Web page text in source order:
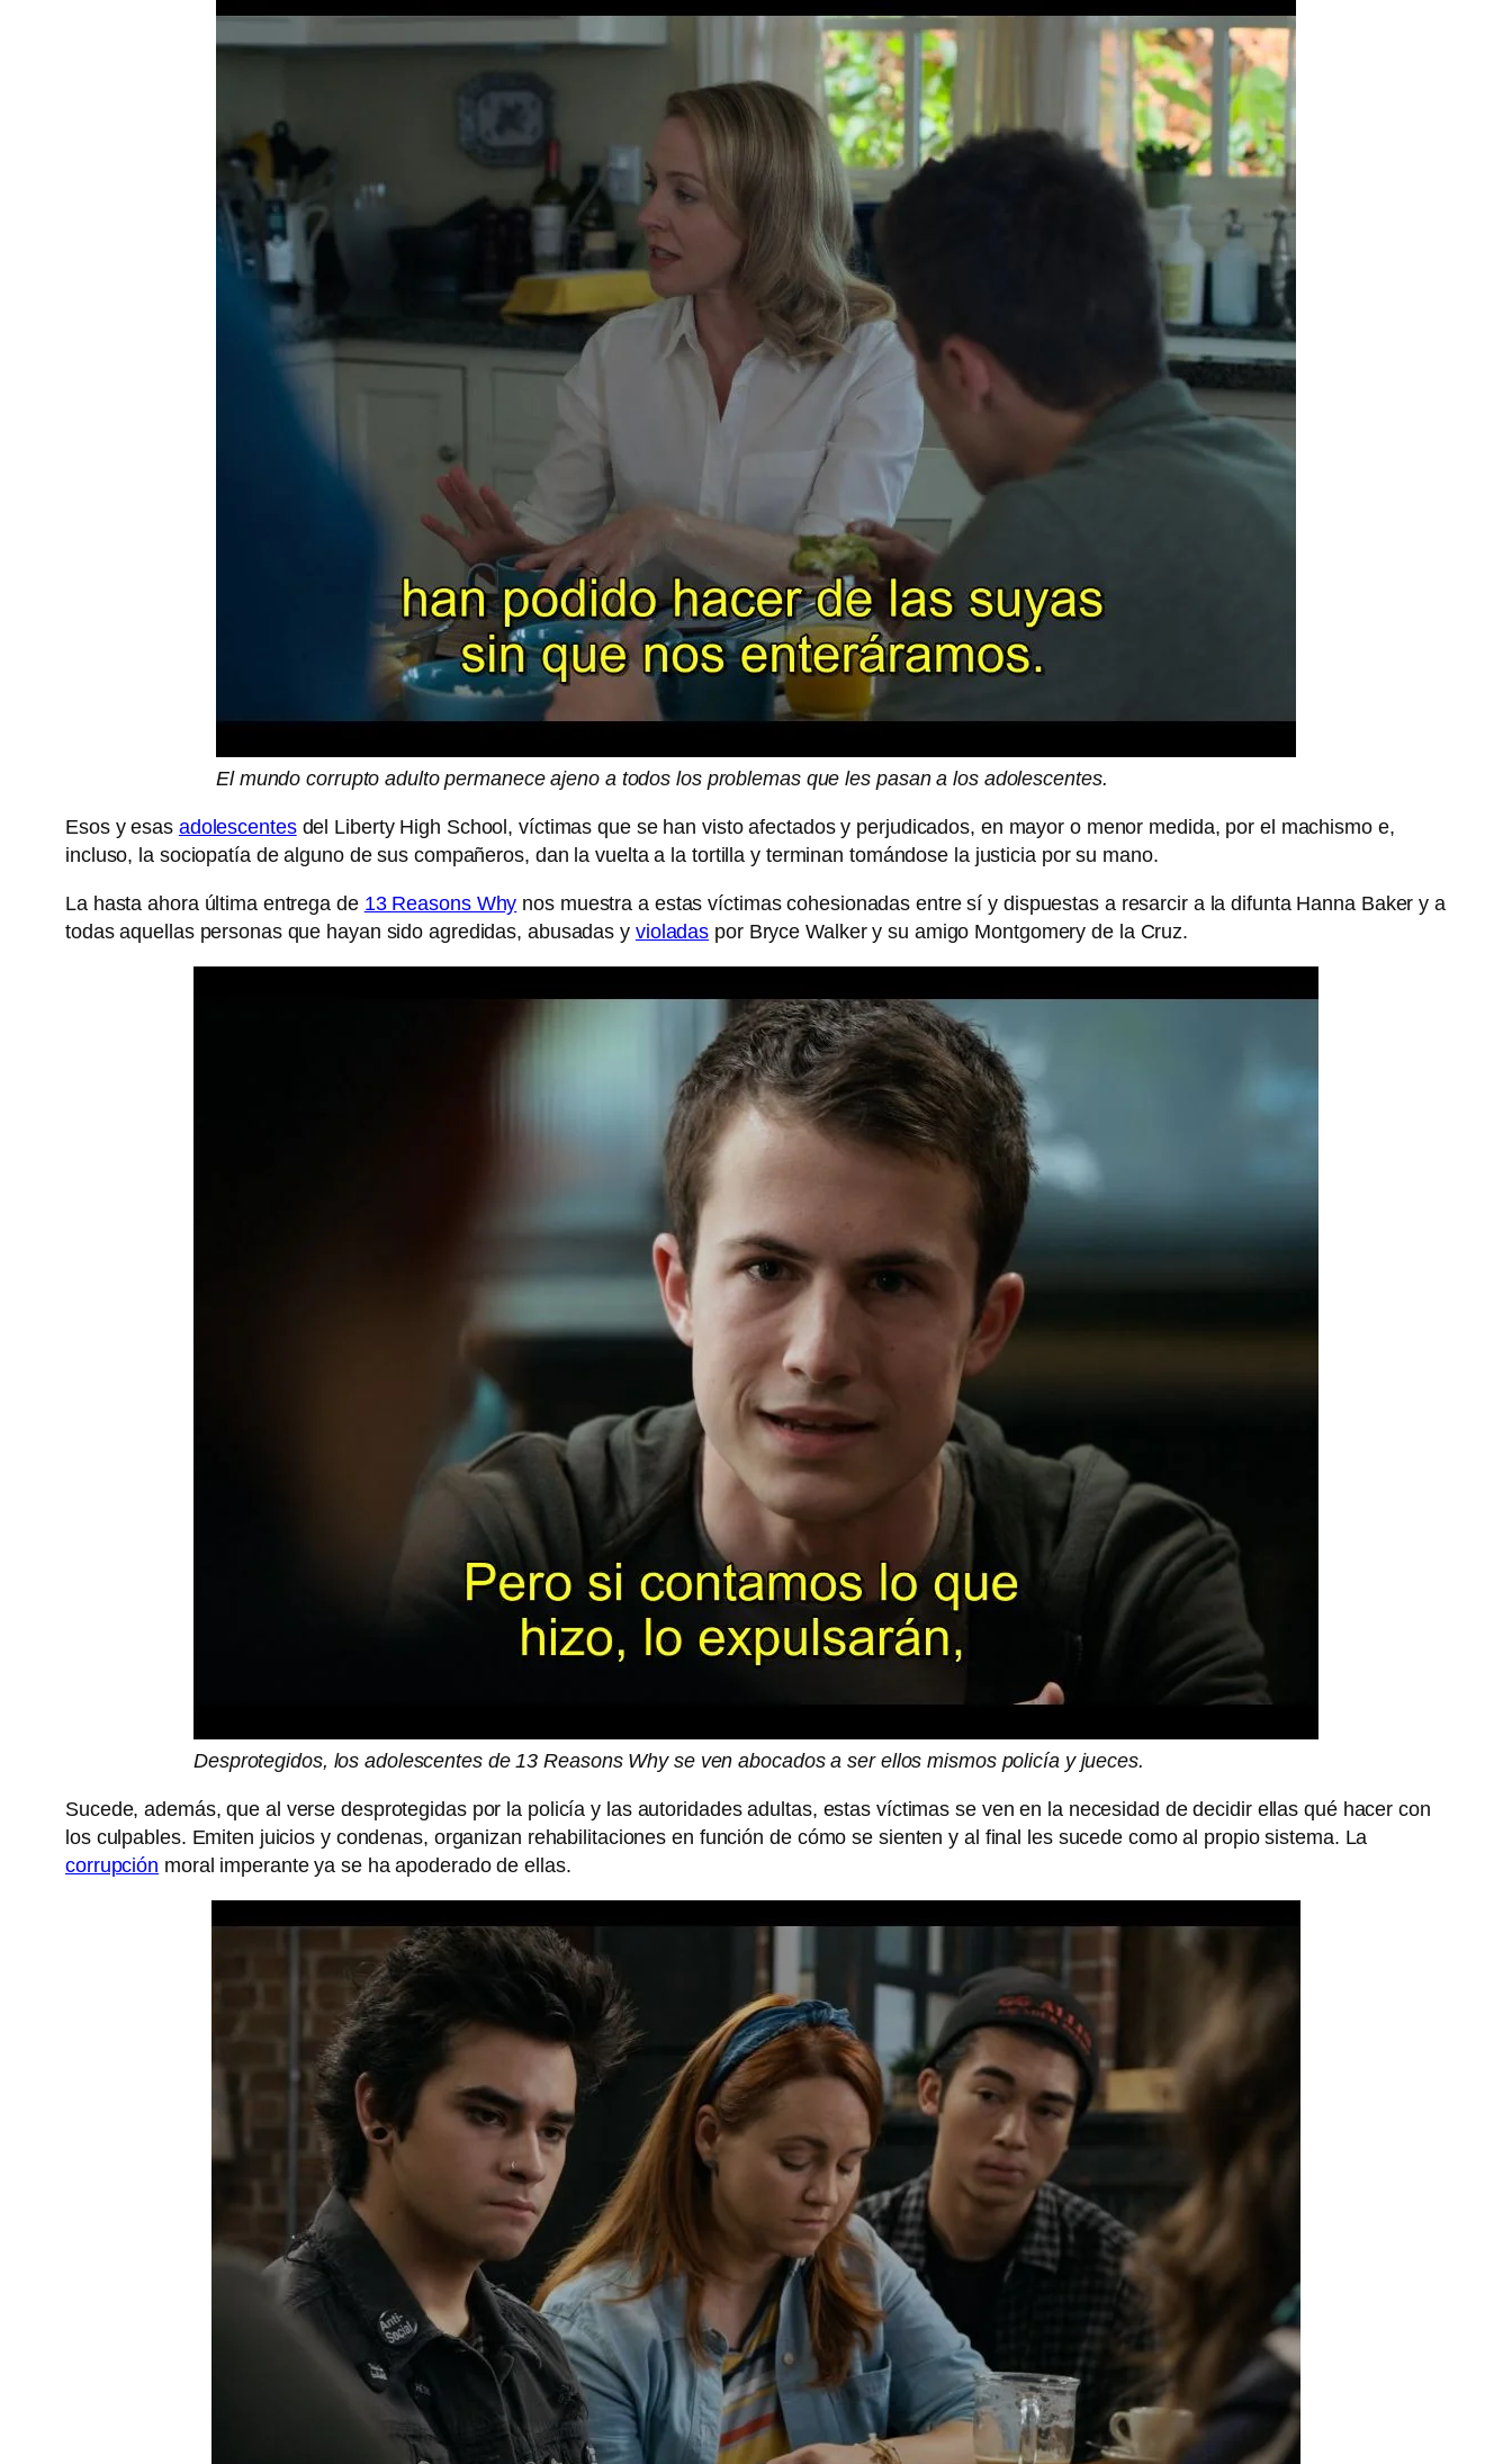
El mundo corrupto adulto permanece ajeno a todos los problemas que les pasan a los adolescentes.
Esos y esas adolescentesdel Liberty High School, víctimas que se han visto afectados y perjudicados, en mayor o menor medida, por el machismo e,
incluso, la sociopatía de alguno de sus compañeros, dan la vuelta a la tortilla y terminan tomándose la justicia por su mano.
La hasta ahora última entrega de 13 Reasons Why nos muestra a estas víctimas cohesionadas entre sí y dispuestas a resarcir a la difunta Hanna Baker y a
todas aquellas personas que hayan sido agredidas, abusadas y violadas por Bryce Walker y su amigo Montgomery de la Cruz.
Desprotegidos, los adolescentes de 13 Reasons Why se ven abocados a ser ellos mismos policía y jueces.
Sucede, además, que al verse desprotegidas por la policía y las autoridades adultas, estas víctimas se ven en la necesidad de decidir ellas qué hacer con
los culpables. Emiten juicios y condenas, organizan rehabilitaciones en función de cómo se sienten y al final les sucede como al propio sistema. La
corrupción moral imperante ya se ha apoderado de ellas.